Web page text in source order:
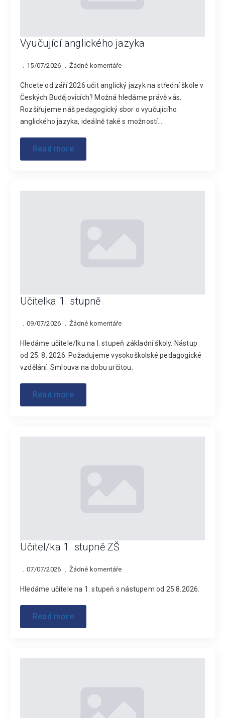
Vyučující anglického jazyka
15/07/2026 Žádné komentáře
Chcete od září 2026 učit anglický jazyk na střední škole v
Českých Budějovicích? Možná hledáme právě vás.
Rozšiřujeme náš pedagogický sbor o vyučujícího
anglického jazyka, ideálně také s možností…
Read more
Učitelka 1. stupně
09/07/2026 Žádné komentáře
Hledáme učitele/lku na I. stupeň základní školy. Nástup
od 25. 8. 2026. Požadujeme vysokoškolské pedagogické
vzdělání. Smlouva na dobu určitou.
Read more
Učitel/ka 1. stupně ZŠ
07/07/2026 Žádné komentáře
Hledáme učitele na 1. stupeň s nástupem od 25.8.2026.
Read more